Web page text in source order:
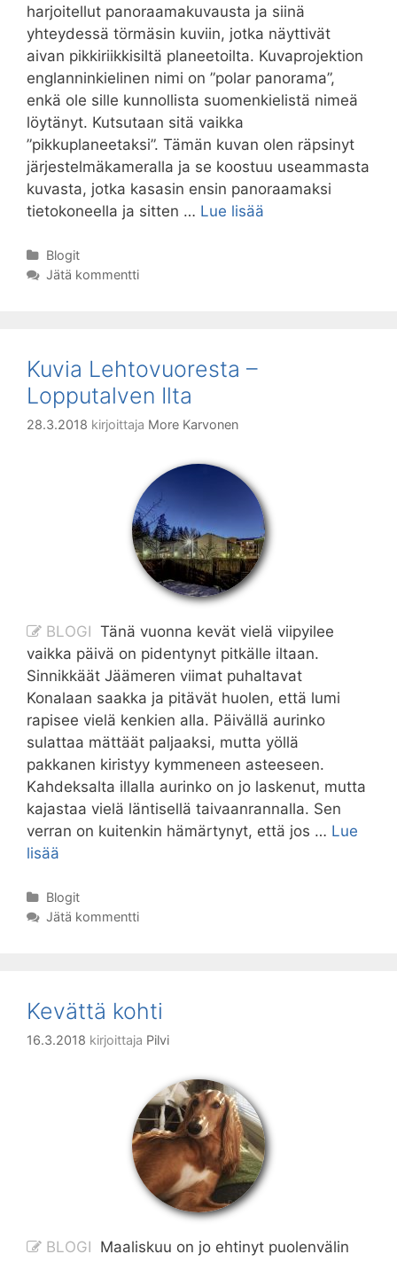
harjoitellut panoraamakuvausta ja siinä
yhteydessä törmäsin kuviin, jotka näyttivät
aivan pikkiriikkisiltä planeetoilta. Kuvaprojektion
englanninkielinen nimi on ”polar panorama”,
enkä ole sille kunnollista suomenkielistä nimeä
löytänyt. Kutsutaan sitä vaikka
”pikkuplaneetaksi”. Tämän kuvan olen räpsinyt
järjestelmäkameralla ja se koostuu useammasta
kuvasta, jotka kasasin ensin panoraamaksi
tietokoneella ja sitten … Lue lisää
Kategoriat
Blogit
Jätä kommentti
Kuvia Lehtovuoresta –
Lopputalven Ilta
28.3.2018 kirjoittaja More Karvonen
BLOGI Tänä vuonna kevät vielä viipyilee
vaikka päivä on pidentynyt pitkälle iltaan.
Sinnikkäät Jäämeren viimat puhaltavat
Konalaan saakka ja pitävät huolen, että lumi
rapisee vielä kenkien alla. Päivällä aurinko
sulattaa mättäät paljaaksi, mutta yöllä
pakkanen kiristyy kymmeneen asteeseen.
Kahdeksalta illalla aurinko on jo laskenut, mutta
kajastaa vielä läntisellä taivaanrannalla. Sen
verran on kuitenkin hämärtynyt, että jos … Lue
lisää
–
Lopputalven
Kategoriat
Blogit
Jätä kommentti
Kevättä kohti
16.3.2018 kirjoittaja Pilvi
BLOGI Maaliskuu on jo ehtinyt puolenvälin